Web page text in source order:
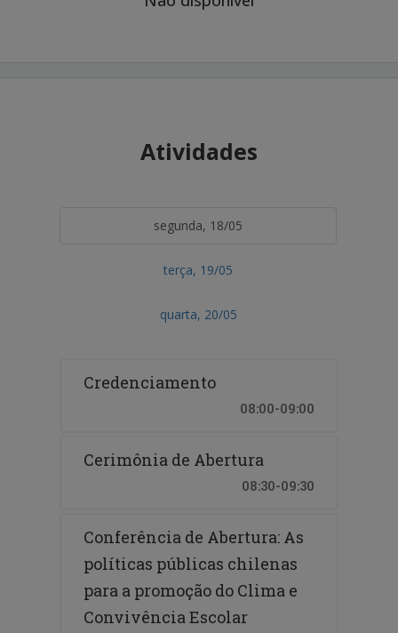
Atividades
segunda, 18/05
terça, 19/05
quarta, 20/05
Credenciamento
08:00-09:00
Cerimônia de Abertura
08:30-09:30
Conferência de Abertura: As
políticas públicas chilenas
para a promoção do Clima e
Convivência Escolar